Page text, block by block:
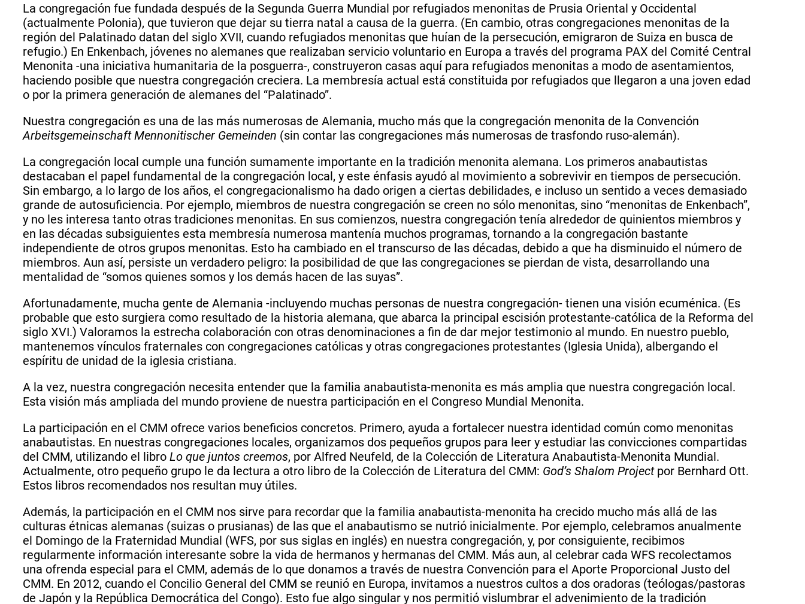
La congregación fue fundada después de la Segunda Guerra Mundial por refugiados menonitas de Prusia Oriental y Occidental
(actualmente Polonia), que tuvieron que dejar su tierra natal a causa de la guerra. (En cambio, otras congregaciones menonitas de la
región del Palatinado datan del siglo XVII, cuando refugiados menonitas que huían de la persecución, emigraron de Suiza en busca de
refugio.) En Enkenbach, jóvenes no alemanes que realizaban servicio voluntario en Europa a través del programa PAX del Comité Central
Menonita -una iniciativa humanitaria de la posguerra-, construyeron casas aquí para refugiados menonitas a modo de asentamientos,
haciendo posible que nuestra congregación creciera. La membresía actual está constituida por refugiados que llegaron a una joven edad
o por la primera generación de alemanes del “Palatinado”.
Nuestra congregación es una de las más numerosas de Alemania, mucho más que la congregación menonita de la Convención
Arbeitsgemeinschaft Mennonitischer Gemeinden (sin contar las congregaciones más numerosas de trasfondo ruso-alemán).
La congregación local cumple una función sumamente importante en la tradición menonita alemana. Los primeros anabautistas
destacaban el papel fundamental de la congregación local, y este énfasis ayudó al movimiento a sobrevivir en tiempos de persecución.
Sin embargo, a lo largo de los años, el congregacionalismo ha dado origen a ciertas debilidades, e incluso un sentido a veces demasiado
grande de autosuficiencia. Por ejemplo, miembros de nuestra congregación se creen no sólo menonitas, sino “menonitas de Enkenbach”,
y no les interesa tanto otras tradiciones menonitas. En sus comienzos, nuestra congregación tenía alrededor de quinientos miembros y
en las décadas subsiguientes esta membresía numerosa mantenía muchos programas, tornando a la congregación bastante
independiente de otros grupos menonitas. Esto ha cambiado en el transcurso de las décadas, debido a que ha disminuido el número de
miembros. Aun así, persiste un verdadero peligro: la posibilidad de que las congregaciones se pierdan de vista, desarrollando una
mentalidad de “somos quienes somos y los demás hacen de las suyas”.
Afortunadamente, mucha gente de Alemania -incluyendo muchas personas de nuestra congregación- tienen una visión ecuménica. (Es
probable que esto surgiera como resultado de la historia alemana, que abarca la principal escisión protestante-católica de la Reforma del
siglo XVI.) Valoramos la estrecha colaboración con otras denominaciones a fin de dar mejor testimonio al mundo. En nuestro pueblo,
mantenemos vínculos fraternales con congregaciones católicas y otras congregaciones protestantes (Iglesia Unida), albergando el
espíritu de unidad de la iglesia cristiana.
A la vez, nuestra congregación necesita entender que la familia anabautista-menonita es más amplia que nuestra congregación local.
Esta visión más ampliada del mundo proviene de nuestra participación en el Congreso Mundial Menonita.
La participación en el CMM ofrece varios beneficios concretos. Primero, ayuda a fortalecer nuestra identidad común como menonitas
anabautistas. En nuestras congregaciones locales, organizamos dos pequeños grupos para leer y estudiar las convicciones compartidas
del CMM, utilizando el libro Lo que juntos creemos, por Alfred Neufeld, de la Colección de Literatura Anabautista-Menonita Mundial.
Actualmente, otro pequeño grupo le da lectura a otro libro de la Colección de Literatura del CMM: God’s Shalom Projectpor Bernhard Ott.
Estos libros recomendados nos resultan muy útiles.
Además, la participación en el CMM nos sirve para recordar que la familia anabautista-menonita ha crecido mucho más allá de las
culturas étnicas alemanas (suizas o prusianas) de las que el anabautismo se nutrió inicialmente. Por ejemplo, celebramos anualmente
el Domingo de la Fraternidad Mundial (WFS, por sus siglas en inglés) en nuestra congregación, y, por consiguiente, recibimos
regularmente información interesante sobre la vida de hermanos y hermanas del CMM. Más aun, al celebrar cada WFS recolectamos
una ofrenda especial para el CMM, además de lo que donamos a través de nuestra Convención para el Aporte Proporcional Justo del
CMM. En 2012, cuando el Concilio General del CMM se reunió en Europa, invitamos a nuestros cultos a dos oradoras (teólogas/pastoras
de Japón y la República Democrática del Congo). Esto fue algo singular y nos permitió vislumbrar el advenimiento de la tradición